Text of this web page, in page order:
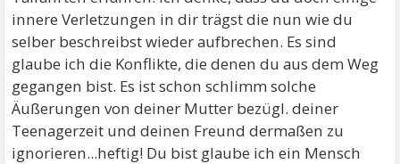
innere Verletzungen in dir trägst die nun wie du
selber beschreibst wieder aufbrechen. Es sind
glaube ich die Konflikte, die denen du aus dem Weg
gegangen bist. Es ist schon schlimm solche
Äußerungen von deiner Mutter bezügl. deiner
Teenagerzeit und deinen Freund dermaßen zu
ignorieren...heftig! Du bist glaube ich ein Mensch